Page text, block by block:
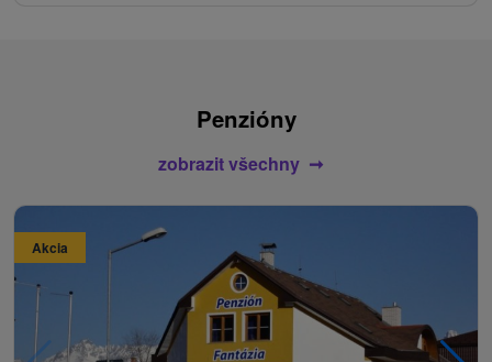
Penzióny
zobrazit všechny
Akcia